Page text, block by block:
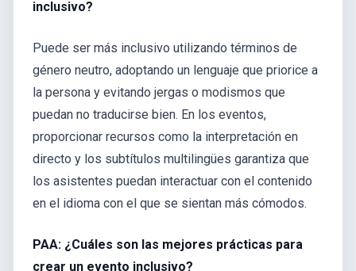
inclusivo?
Puede ser más inclusivo utilizando términos de
género neutro, adoptando un lenguaje que priorice a
la persona y evitando jergas o modismos que
puedan no traducirse bien. En los eventos,
proporcionar recursos como la interpretación en
directo y los subtítulos multilingües garantiza que
los asistentes puedan interactuar con el contenido
en el idioma con el que se sientan más cómodos.
PAA: ¿Cuáles son las mejores prácticas para
crear un evento inclusivo?